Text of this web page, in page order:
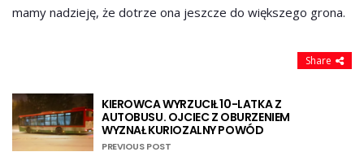
mamy nadzieję, że dotrze ona jeszcze do większego grona.
Share
KIEROWCA WYRZUCIŁ 10-LATKA Z
AUTOBUSU. OJCIEC Z OBURZENIEM
WYZNAŁ KURIOZALNY POWÓD
PREVIOUS POST